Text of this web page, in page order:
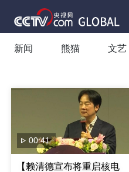
新闻 熊猫 文艺
00:41
【赖清德宣布将重启核电